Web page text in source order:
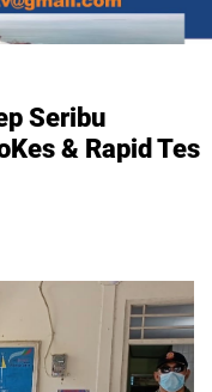
Seribu
& Rapid Tes